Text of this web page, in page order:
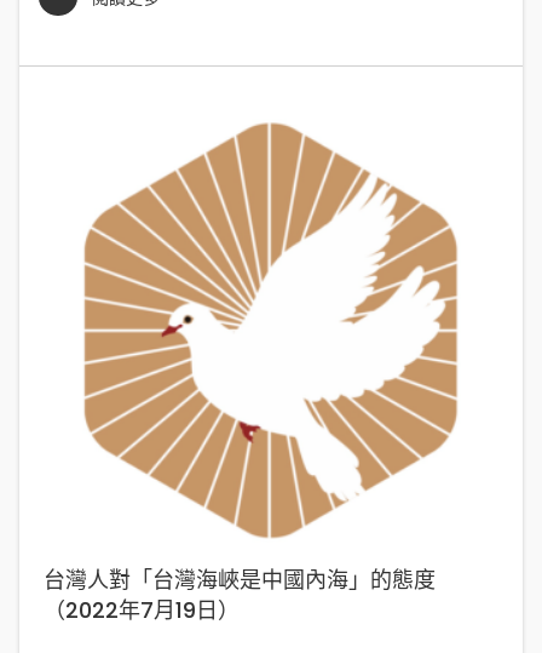
台灣人對「台灣海峽是中國內海」的態度
（2022年7月19日）